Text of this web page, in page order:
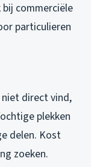
commerciële
particulieren
niet direct vind,
plekken
delen. Kost
zoeken.